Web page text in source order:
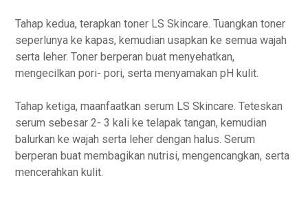
Tahap kedua, terapkan toner LS Skincare. Tuangkan toner
seperlunya ke kapas, kemudian usapkan ke semua wajah
serta leher. Toner berperan buat menyehatkan,
mengecilkan pori- pori, serta menyamakan pH kulit.
Tahap ketiga, maanfaatkan serum LS Skincare. Teteskan
serum sebesar 2- 3 kali ke telapak tangan, kemudian
balurkan ke wajah serta leher dengan halus. Serum
berperan buat membagikan nutrisi, mengencangkan, serta
mencerahkan kulit.